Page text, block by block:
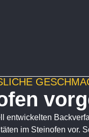
entwickelten
im Steinofen vor.